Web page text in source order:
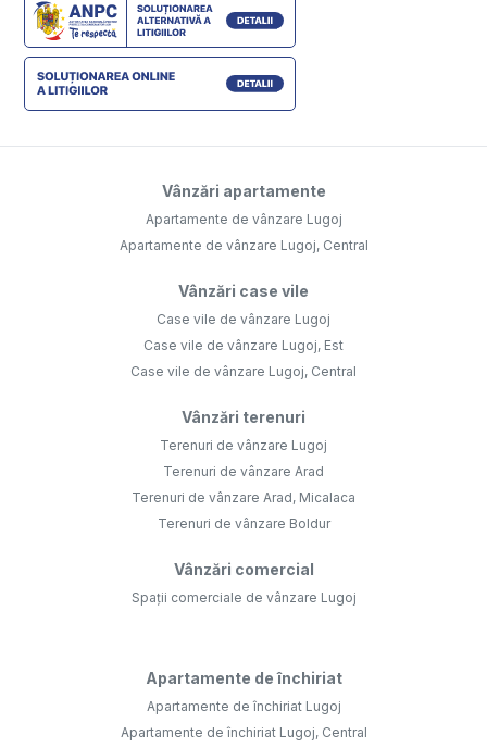
Vânzări apartamente
Apartamente de vânzare Lugoj
Apartamente de vânzare Lugoj, Central
Vânzări case vile
Case vile de vânzare Lugoj
Case vile de vânzare Lugoj, Est
Case vile de vânzare Lugoj, Central
Vânzări terenuri
Terenuri de vânzare Lugoj
Terenuri de vânzare Arad
Terenuri de vânzare Arad, Micalaca
Terenuri de vânzare Boldur
Vânzări comercial
Spații comerciale de vânzare Lugoj
Apartamente de închiriat
Apartamente de închiriat Lugoj
Apartamente de închiriat Lugoj, Central